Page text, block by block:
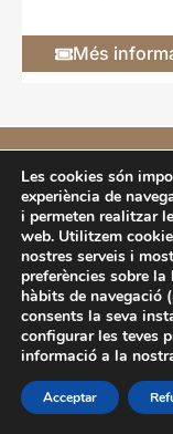
Més
La Riera
tel. 93 790
Accessibilitat Avís
Les cookies són
experiència de
i permeten realitzar
web. Utilitzem
nostres serveis i
preferències sobre
hàbits de navegació
consents la seva
configurar les teves
informació a la
Acceptar